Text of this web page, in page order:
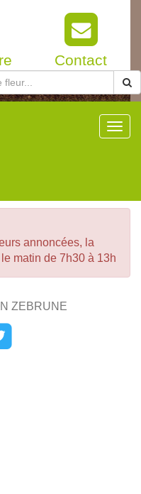
Contact
annoncées, la
matin de 7h30 à 13h
ZEBRUNE